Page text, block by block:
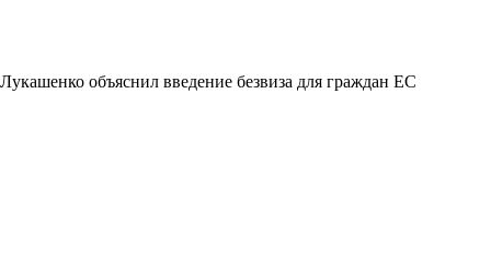
Лукашенко объяснил введение безвиза для граждан ЕС